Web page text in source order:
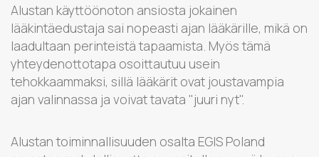
Alustan käyttöönoton ansiosta jokainen
lääkintäedustaja sai nopeasti ajan lääkärille, mikä on
laadultaan perinteistä tapaamista. Myös tämä
yhteydenottotapa osoittautuu usein
tehokkaammaksi, sillä lääkärit ovat joustavampia
ajan valinnassa ja voivat tavata "juuri nyt".
Alustan toiminnallisuuden osalta EGIS Poland